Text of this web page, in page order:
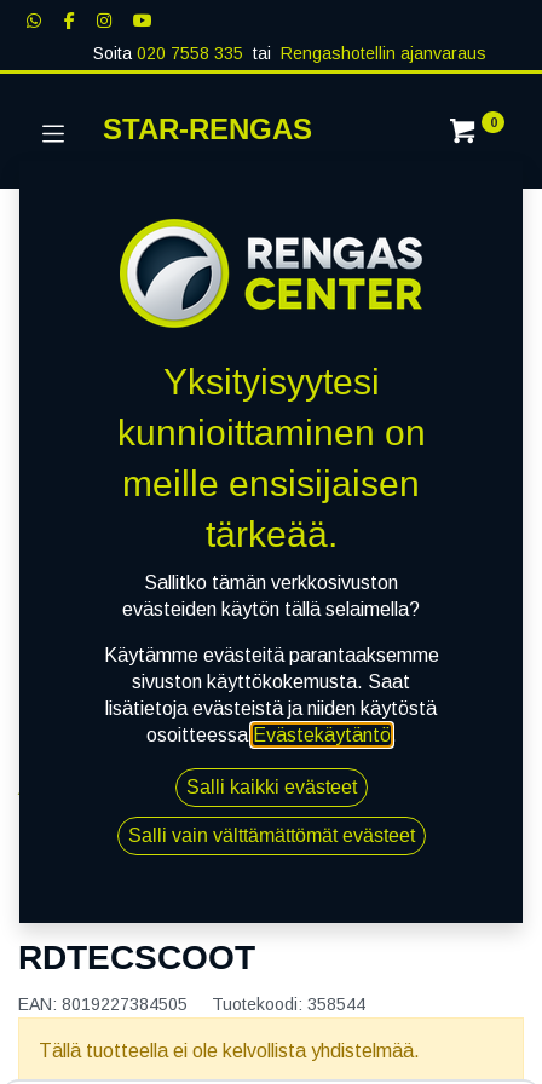
Soita020 7558 335 tai Rengashotellin ajanvaraus
STAR-RENGAS 0
130/90R10 61L METZELER RDTECSCOOT
RDTECSCOOT
EAN: 8019227384505 Tuotekoodi: 358544
Tällä tuotteella ei ole kelvollista yhdistelmää.
Yksityisyytesi
kunnioittaminen on
meille ensisijaisen
tärkeää.
Sallitko tämän verkkosivuston
evästeiden käytön tällä selaimella?
Käytämme evästeitä parantaaksemme
sivuston käyttökokemusta. Saat
lisätietoja evästeistä ja niiden käytöstä
osoitteessa Evästekäytäntö.
Salli kaikki evästeet
Salli vain välttämättömät evästeet